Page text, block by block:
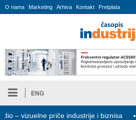
O nama Marketing Arhiva Kontakt Pretplata
ENG
priče industrije i biznisa